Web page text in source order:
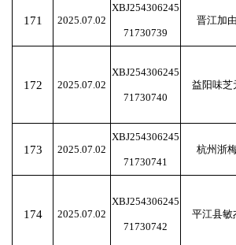
171 2025.07.02
XBJ254306245
71730739
晋江加
172 2025.07.02
XBJ254306245
71730740
益阳味芝
173 2025.07.02
XBJ254306245
71730741
杭州浙
174 2025.07.02
XBJ254306245
71730742
平江县敏